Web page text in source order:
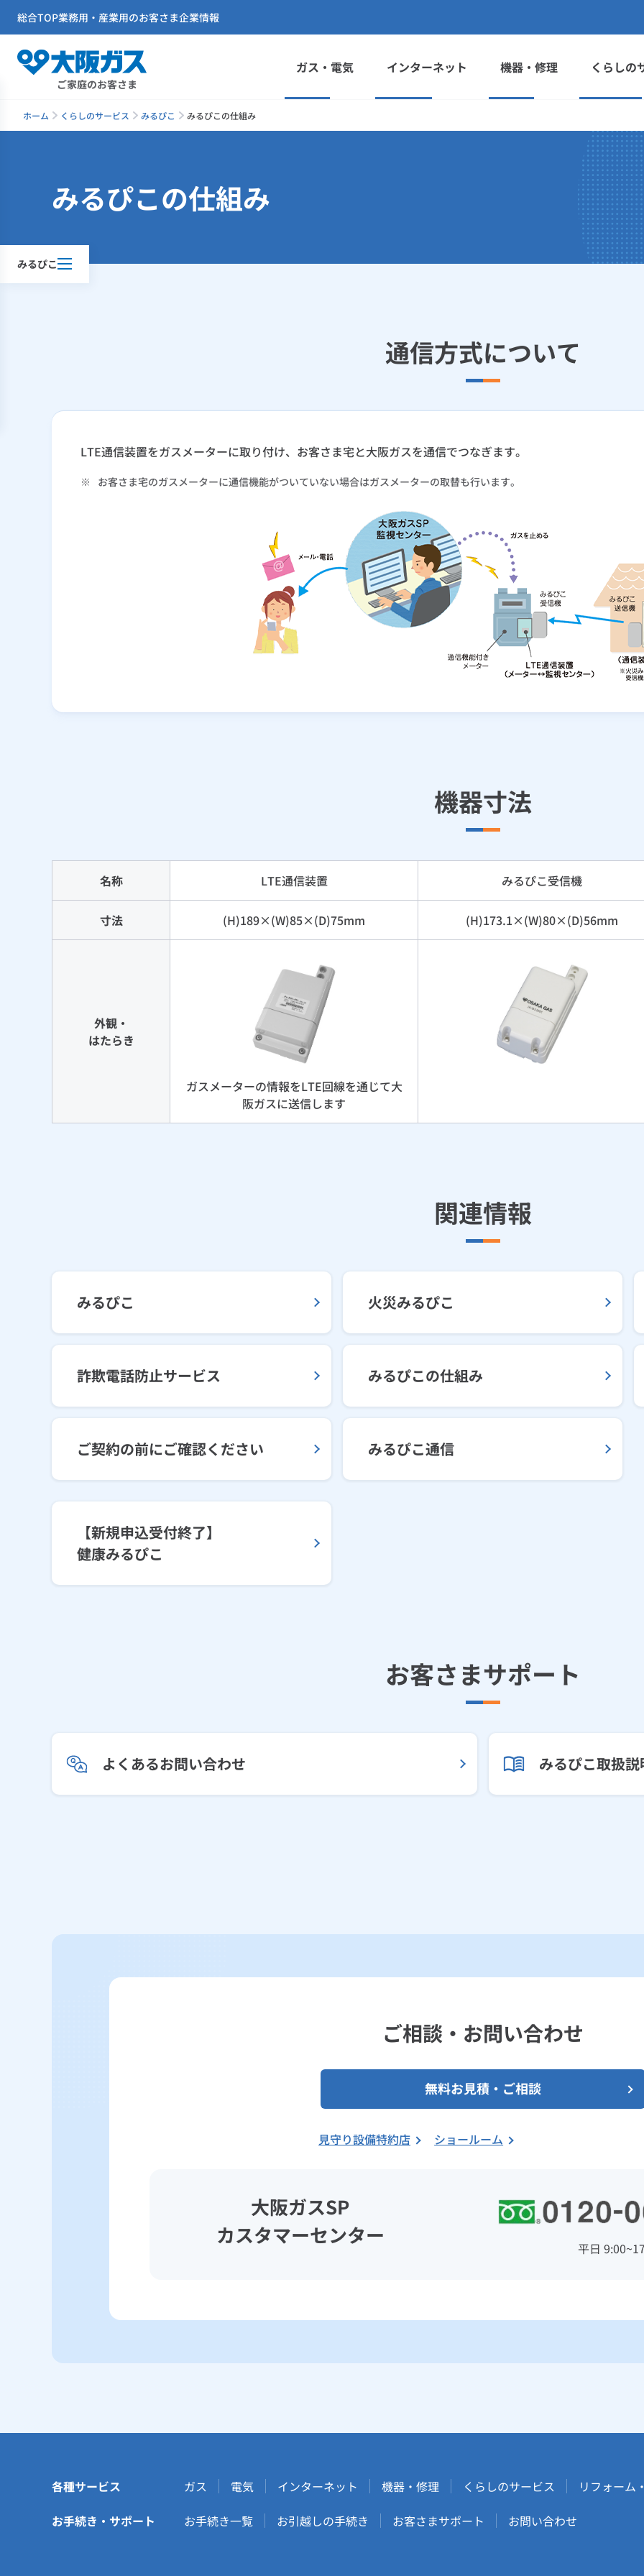
ご家庭のお客さま
ガス・電気 インターネット 機器・修理 くらしの
総合TOP業務用・産業用のお客さま企業情報
ホーム くらしのサービス みるぴこ みるぴこの仕組み
みるぴこ
みるぴこの仕組み
通信方式について
LTE通信装置をガスメーターに取り付け、お客さま宅と大阪ガスを通信でつなぎます。
※ お客さま宅のガスメーターに通信機能がついていない場合はガスメーターの取替も行います。
機器寸法
名称 LTE通信装置 みるぴこ受信機
寸法 (H)189×(W)85×(D)75mm (H)173.1×(W)80×(D)56mm
外観・
はたらき
ガスメーターの情報をLTE回線を通じて大
阪ガスに送信します
関連情報
みるぴこ 火災みるぴこ
詐欺電話防止サービス みるぴこの仕組み
ご契約の前にご確認ください みるぴこ通信
【新規申込受付終了】
健康みるぴこ
お客さまサポート
よくあるお問い合わせ みるぴこ取扱
ご相談・お問い合わせ
無料お見積・ご相談
見守り設備特約店 ショールーム
大阪ガスSP
カスタマーセンター
平日
各種サービス ガス 電気 インターネット 機器・修理 くらしのサービス
リフォーム
お手続き・サポート
お手続き一覧 お引越しの手続き お客さまサポート お問い合わせ